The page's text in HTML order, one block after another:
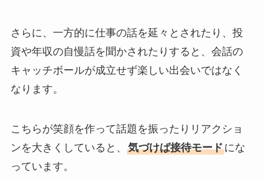
さらに、一方的に仕事の話を延々とされたり、投
資や年収の自慢話を聞かされたりすると、会話の
キャッチボールが成立せず楽しい出会いではなく
なります。
こちらが笑顔を作って話題を振ったりリアクショ
ンを大きくしていると、 気づけば接待モードにな
っています。